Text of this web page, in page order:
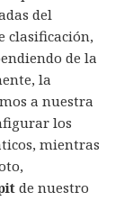
del
clasificación,
de la
la
a nuestra
los
mientras
de nuestro